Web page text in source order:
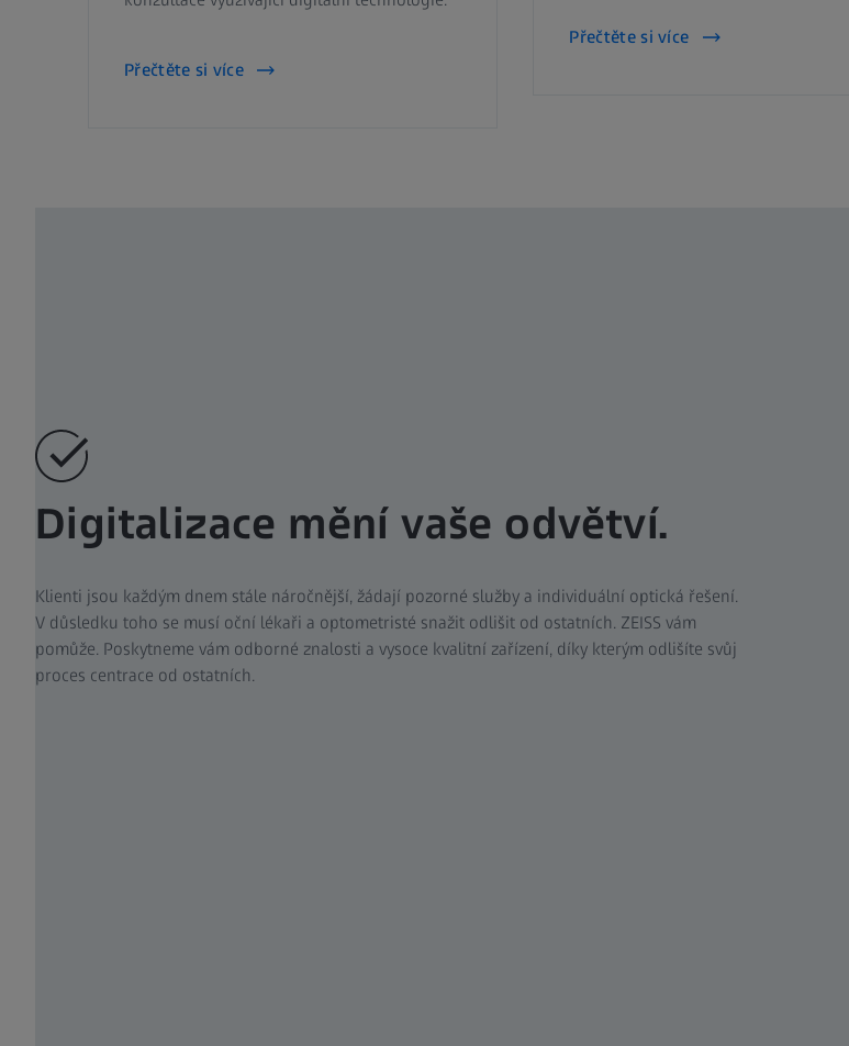
Přečtěte si více
Přečtěte si více
Digitalizace mění vaše odvětví.
Klienti jsou každým dnem stále náročnější, žádají pozorné služby a individuální optická řešení.
V důsledku toho se musí oční lékaři a optometristé snažit odlišit od ostatních. ZEISS vám
pomůže. Poskytneme vám odborné znalosti a vysoce kvalitní zařízení, díky kterým odlišíte svůj
proces centrace od ostatních.